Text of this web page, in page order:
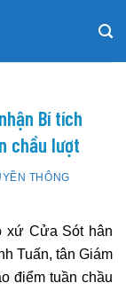
Bí tích
chầu lượt
THÔNG
xứ Cửa Sót hân
Tuấn, tân Giám
điểm tuần chầu